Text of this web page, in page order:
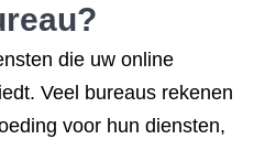
?
die uw online
Veel bureaus rekenen
voor hun diensten,